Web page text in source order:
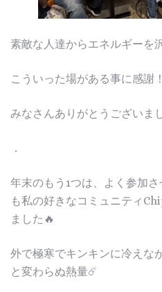
素敵な人達からエネルギーを
こういった場がある事に感謝！
みなさんありがとうございま
．
年末のもう1つは、よく参加
も私の好きなコミュニティ
ました🔥
外で極寒でキンキンに冷えな
と変わらぬ熱量☄️